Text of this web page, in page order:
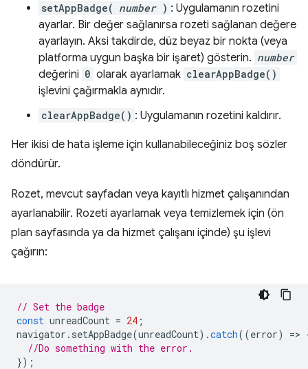
setAppBadge( number ) : Uygulamanın rozetini
ayarlar. Bir değer sağlanırsa rozeti sağlanan değere
ayarlayın. Aksi takdirde, düz beyaz bir nokta (veya
platforma uygun başka bir işaret) gösterin. number
değerini 0 olarak ayarlamak clearAppBadge()
işlevini çağırmakla aynıdır.
clearAppBadge() : Uygulamanın rozetini kaldırır.
Her ikisi de hata işleme için kullanabileceğiniz boş sözler
döndürür.
Rozet, mevcut sayfadan veya kayıtlı hizmet çalışanından
ayarlanabilir. Rozeti ayarlamak veya temizlemek için (ön
plan sayfasında ya da hizmet çalışanı içinde) şu işlevi
çağırın:
// Set the badge
const unreadCount = 24 ;
navigator . setAppBadge(unreadCount).catch((error) =>
//Do something with the error.
});